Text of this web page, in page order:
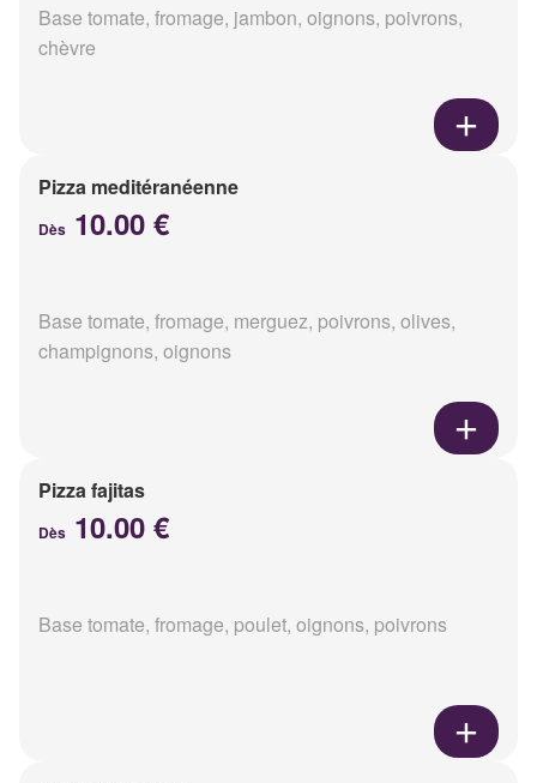
Base tomate, fromage, jambon, oignons, poivrons,
chèvre
Pizza meditéranéenne
Dès 10.00 €
Base tomate, fromage, merguez, poivrons, olives,
champignons, oignons
Pizza fajitas
Dès 10.00 €
Base tomate, fromage, poulet, oignons, poivrons